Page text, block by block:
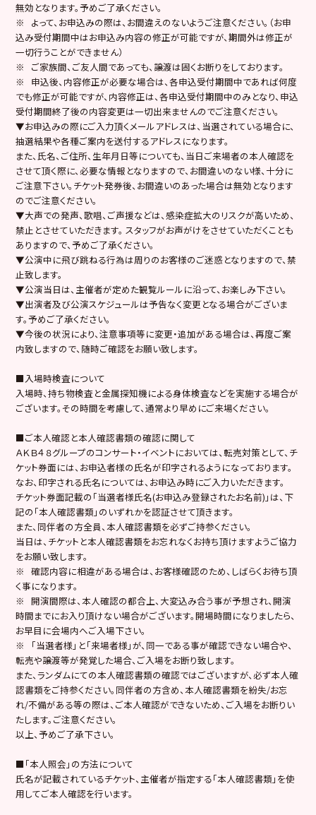
無効となります。予めご了承ください。
※ よって、お申込みの際は、お間違えのないようご注意ください。（お申
込み受付期間中はお申込み内容の修正が可能ですが、期間外は修正が
一切行うことができません）
※ ご家族間、ご友人間であっても、譲渡は固くお断りをしております。
※ 申込後、内容修正が必要な場合は、各申込受付期間中であれば何度
でも修正が可能ですが、内容修正は、各申込受付期間中のみとなり、申込
受付期間終了後の内容変更は一切出来ませんのでご注意ください。
▼お申込みの際にご入力頂くメールアドレスは、当選されている場合に、
抽選結果や各種ご案内を送付するアドレスになります。
また、氏名、ご住所、生年月日等についても、当日ご来場者の本人確認を
させて頂く際に、必要な情報となりますので、お間違いのない様、十分に
ご注意下さい。チケット発券後、お間違いのあった場合は無効となります
のでご注意ください。
▼大声での発声、歌唱、ご声援などは、感染症拡大のリスクが高いため、
禁止とさせていただきます。 スタッフがお声がけをさせていただくことも
ありますので、予めご了承ください。
▼公演中に飛び跳ねる行為は周りのお客様のご迷惑となりますので、禁
止致します。
▼公演当日は、主催者が定めた観覧ルールに沿って、お楽しみ下さい。
▼出演者及び公演スケジュールは予告なく変更となる場合がございま
す。予めご了承ください。
▼今後の状況により、注意事項等に変更・追加がある場合は、再度ご案
内致しますので、随時ご確認をお願い致します。
■入場時検査について
入場時、持ち物検査と金属探知機による身体検査などを実施する場合が
ございます。その時間を考慮して、通常より早めにご来場ください。
■ご本人確認と本人確認書類の確認に関して
ＡＫＢ４８グループのコンサート・イベントにおいては、転売対策として、チ
ケット券面には、お申込者様の氏名が印字されるようになっております。
なお、印字される氏名については、お申込み時にご入力いただきます。
チケット券面記載の「当選者様氏名(お申込み登録されたお名前)」は、下
記の「本人確認書類」のいずれかを認証させて頂きます。
また、同伴者の方全員、本人確認書類を必ずご持参ください。
当日は、チケットと本人確認書類をお忘れなくお持ち頂けますようご協力
をお願い致します。
※ 確認内容に相違がある場合は、お客様確認のため、しばらくお待ち頂
く事になります。
※ 開演間際は、本人確認の都合上、大変込み合う事が予想され、開演
時間までにお入り頂けない場合がございます。開場時間になりましたら、
お早目に会場内へご入場下さい。
※ 「当選者様」と「来場者様」が、同一である事が確認できない場合や、
転売や譲渡等が発覚した場合、ご入場をお断り致します。
また、ランダムにての本人確認書類の確認ではございますが、必ず本人確
認書類をご持参ください。同伴者の方含め、本人確認書類を紛失/お忘
れ/不備がある等の際は、ご本人確認ができないため、ご入場をお断りい
たします。ご注意ください。
以上、予めご了承下さい。
■「本人照会」の方法について
氏名が記載されているチケット、主催者が指定する「本人確認書類」を使
用してご本人確認を行います。